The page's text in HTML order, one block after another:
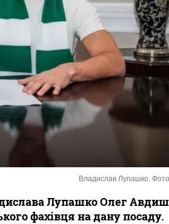
Владислав Лупашко.
Лупашко Олег Авдиш
фахівця на дану посаду.